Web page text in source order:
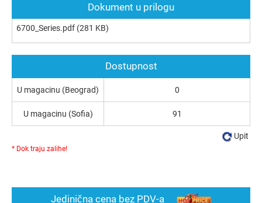
Dokument u prilogu
6700_Series.pdf (281 KB)
Jedinična cena bez PDV-a
Dostupnost
U magacinu (Beograd) 0
U magacinu (Sofia) 91
Upit
* Dok traju zalihe!